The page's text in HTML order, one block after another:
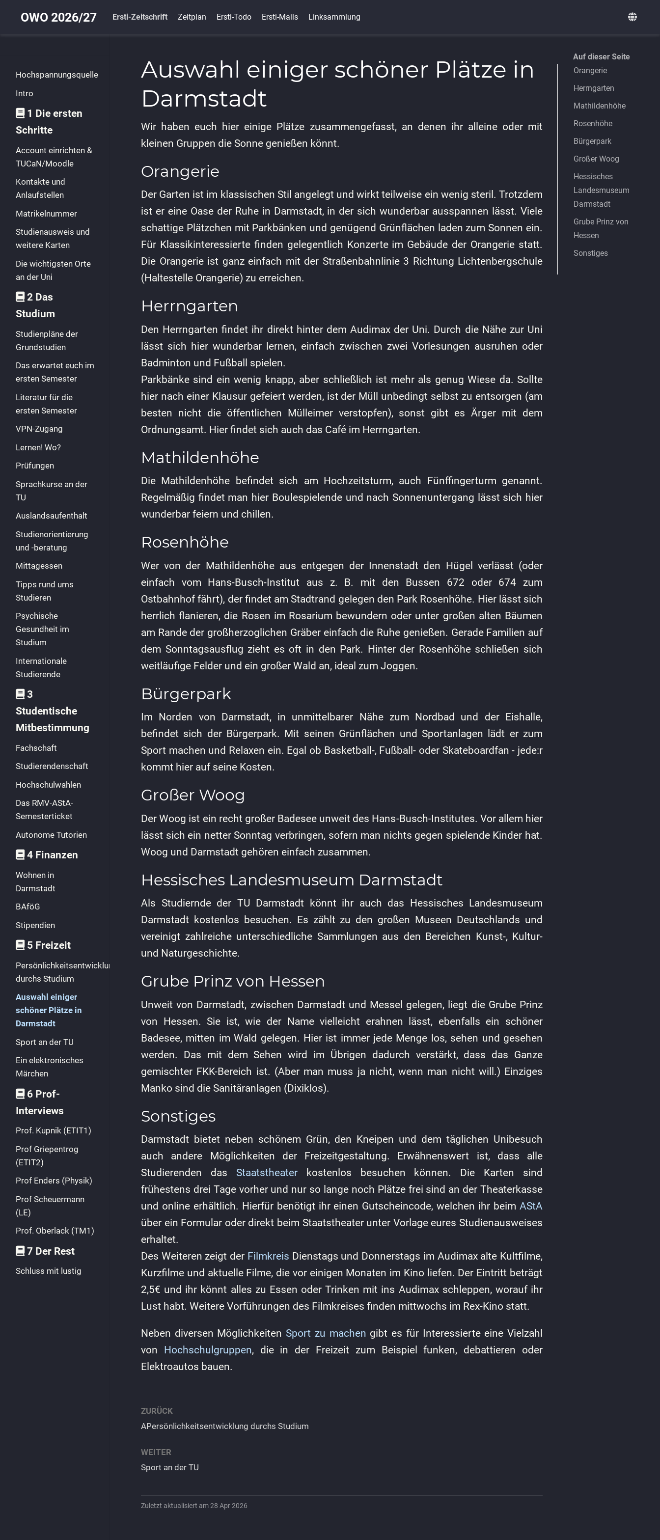
OWO 2026/27 Ersti-Zeitschrift Zeitplan Ersti-Todo Ersti-Mails Linksammlung
Hochspannungsquelle
Intro
1 Die ersten
Schritte
Account einrichten &
TUCaN/Moodle
Kontakte und
Anlaufstellen
Matrikelnummer
Studienausweis und
weitere Karten
Die wichtigsten Orte
an der Uni
2 Das
Studium
Studienpläne der
Grundstudien
Das erwartet euch im
ersten Semester
Literatur für die
ersten Semester
VPN-Zugang
Lernen! Wo?
Prüfungen
Sprachkurse an der
TU
Auslandsaufenthalt
Studienorientierung
und -beratung
Mittagessen
Tipps rund ums
Studieren
Psychische
Gesundheit im
Studium
Internationale
Studierende
3
Studentische
Mitbestimmung
Fachschaft
Studierendenschaft
Hochschulwahlen
Das RMV-AStA-
Semesterticket
Autonome Tutorien
4 Finanzen
Wohnen in
Darmstadt
BAföG
Stipendien
5 Freizeit
Persönlichkeitsentwicklung
durchs Studium
Auswahl einiger
schöner Plätze in
Darmstadt
Sport an der TU
Ein elektronisches
Märchen
6 Prof-
Interviews
Prof. Kupnik (ETIT1)
Prof Griepentrog
(ETIT2)
Prof Enders (Physik)
Prof Scheuermann
(LE)
Prof. Oberlack (TM1)
7 Der Rest
Schluss mit lustig
Auf dieser Seite
Orangerie
Herrngarten
Mathildenhöhe
Rosenhöhe
Bürgerpark
Großer Woog
Hessisches
Landesmuseum
Darmstadt
Grube Prinz von
Hessen
Sonstiges
Auswahl einiger schöner Plätze in
Darmstadt
Wir haben euch hier einige Plätze zusammengefasst, an denen ihr alleine oder mit
kleinen Gruppen die Sonne genießen könnt.
Orangerie
Der Garten ist im klassischen Stil angelegt und wirkt teilweise ein wenig steril. Trotzdem
ist er eine Oase der Ruhe in Darmstadt, in der sich wunderbar ausspannen lässt. Viele
schattige Plätzchen mit Parkbänken und genügend Grünflächen laden zum Sonnen ein.
Für Klassikinteressierte finden gelegentlich Konzerte im Gebäude der Orangerie statt.
Die Orangerie ist ganz einfach mit der Straßenbahnlinie 3 Richtung Lichtenbergschule
(Haltestelle Orangerie) zu erreichen.
Herrngarten
Den Herrngarten findet ihr direkt hinter dem Audimax der Uni. Durch die Nähe zur Uni
lässt sich hier wunderbar lernen, einfach zwischen zwei Vorlesungen ausruhen oder
Badminton und Fußball spielen.
Parkbänke sind ein wenig knapp, aber schließlich ist mehr als genug Wiese da. Sollte
hier nach einer Klausur gefeiert werden, ist der Müll unbedingt selbst zu entsorgen (am
besten nicht die öffentlichen Mülleimer verstopfen), sonst gibt es Ärger mit dem
Ordnungsamt. Hier findet sich auch das Café im Herrngarten.
Mathildenhöhe
Die Mathildenhöhe befindet sich am Hochzeitsturm, auch Fünffingerturm genannt.
Regelmäßig findet man hier Boulespielende und nach Sonnenuntergang lässt sich hier
wunderbar feiern und chillen.
Rosenhöhe
Wer von der Mathildenhöhe aus entgegen der Innenstadt den Hügel verlässt (oder
einfach vom Hans-Busch-Institut aus z. B. mit den Bussen 672 oder 674 zum
Ostbahnhof fährt), der findet am Stadtrand gelegen den Park Rosenhöhe. Hier lässt sich
herrlich flanieren, die Rosen im Rosarium bewundern oder unter großen alten Bäumen
am Rande der großherzoglichen Gräber einfach die Ruhe genießen. Gerade Familien auf
dem Sonntagsausflug zieht es oft in den Park. Hinter der Rosenhöhe schließen sich
weitläufige Felder und ein großer Wald an, ideal zum Joggen.
Bürgerpark
Im Norden von Darmstadt, in unmittelbarer Nähe zum Nordbad und der Eishalle,
befindet sich der Bürgerpark. Mit seinen Grünflächen und Sportanlagen lädt er zum
Sport machen und Relaxen ein. Egal ob Basketball-, Fußball- oder Skateboardfan - jede:r
kommt hier auf seine Kosten.
Großer Woog
Der Woog ist ein recht großer Badesee unweit des Hans-Busch-Institutes. Vor allem hier
lässt sich ein netter Sonntag verbringen, sofern man nichts gegen spielende Kinder hat.
Woog und Darmstadt gehören einfach zusammen.
Hessisches Landesmuseum Darmstadt
Als Studiernde der TU Darmstadt könnt ihr auch das Hessisches Landesmuseum
Darmstadt kostenlos besuchen. Es zählt zu den großen Museen Deutschlands und
vereinigt zahlreiche unterschiedliche Sammlungen aus den Bereichen Kunst-, Kultur-
und Naturgeschichte.
Grube Prinz von Hessen
Unweit von Darmstadt, zwischen Darmstadt und Messel gelegen, liegt die Grube Prinz
von Hessen. Sie ist, wie der Name vielleicht erahnen lässt, ebenfalls ein schöner
Badesee, mitten im Wald gelegen. Hier ist immer jede Menge los, sehen und gesehen
werden. Das mit dem Sehen wird im Übrigen dadurch verstärkt, dass das Ganze
gemischter FKK-Bereich ist. (Aber man muss ja nicht, wenn man nicht will.) Einziges
Manko sind die Sanitäranlagen (Dixiklos).
Sonstiges
Darmstadt bietet neben schönem Grün, den Kneipen und dem täglichen Unibesuch
auch andere Möglichkeiten der Freizeitgestaltung. Erwähnenswert ist, dass alle
Studierenden das Staatstheaterkostenlos besuchen können. Die Karten sind
frühestens drei Tage vorher und nur so lange noch Plätze frei sind an der Theaterkasse
und online erhältlich. Hierfür benötigt ihr einen Gutscheincode, welchen ihr beim AStA
über ein Formular oder direkt beim Staatstheater unter Vorlage eures Studienausweises
erhaltet.
Des Weiteren zeigt der Filmkreis Dienstags und Donnerstags im Audimax alte Kultfilme,
Kurzfilme und aktuelle Filme, die vor einigen Monaten im Kino liefen. Der Eintritt beträgt
2,5€ und ihr könnt alles zu Essen oder Trinken mit ins Audimax schleppen, worauf ihr
Lust habt. Weitere Vorführungen des Filmkreises finden mittwochs im Rex-Kino statt.
Neben diversen Möglichkeiten Sport zu machen gibt es für Interessierte eine Vielzahl
von Hochschulgruppen, die in der Freizeit zum Beispiel funken, debattieren oder
Elektroautos bauen.
ZURÜCK
APersönlichkeitsentwicklung durchs Studium
WEITER
Sport an der TU
Zuletzt aktualisiert am 28 Apr 2026